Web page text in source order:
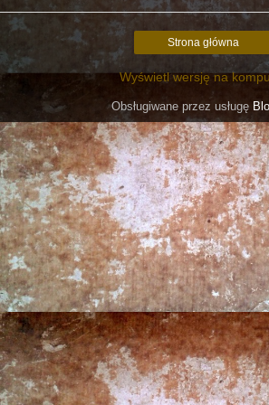
Strona główna
Wyświetl wersję na
Obsługiwane przez usługę